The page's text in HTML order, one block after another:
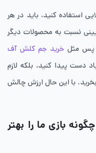
استفاده کنید، باید در هر
نسبت به محصولات دیگر
پس مثل خرید جم کلش آف
دست پیدا کنید، بلکه لازم
با این حال ارزش چالش
بازی ما را بهتر